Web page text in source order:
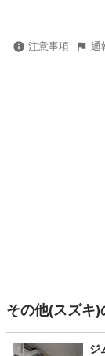
注意事項 通
その他(スズキ
ジ